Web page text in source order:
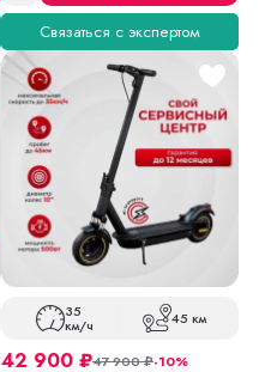
Связаться с экспертом
35
км/ч 45 км
42 900 ₽47 900₽-10%